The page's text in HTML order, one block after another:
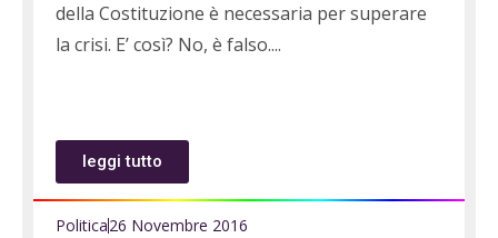
della Costituzione è necessaria per superare
la crisi. E’ così? No, è falso.
leggi tutto
Politica26 Novembre 2016